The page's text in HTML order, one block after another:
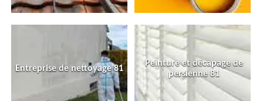
Entreprise de nettoyage 81
Peinture et décapage de
persienne 81